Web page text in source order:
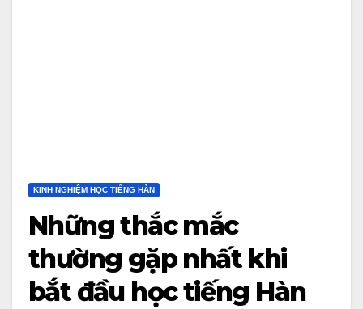
KINH NGHIỆM HỌC TIẾNG HÀN
Những thắc mắc
thường gặp nhất khi
bắt đầu học tiếng Hàn